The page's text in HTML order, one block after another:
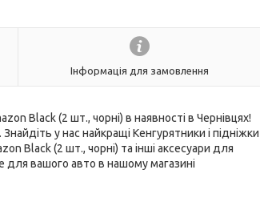
Інформація для замовлення
Black (2 шт., чорні) в наявності в Чернівцях!
у нас найкращі Кенгурятники і підніжки
Black (2 шт., чорні) та інші аксесуари для
вашого авто в нашому магазині